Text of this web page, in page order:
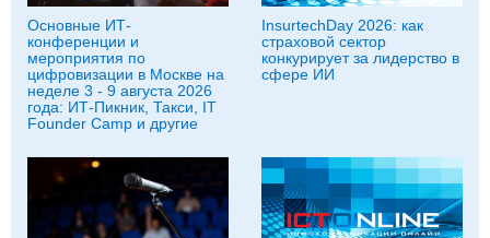
Основные ИТ-
конференции и
мероприятия по
цифровизации в Москве на
неделе 3 - 9 августа 2026
года: ИТ-Пикник, Такси, IT
Founder Camp и другие
InsurtechDay 2026: как
страховой сектор
конкурирует за лидерство в
сфере ИИ